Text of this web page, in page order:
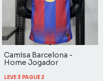
Camisa Barcelona -
Home Jogador
LEVE 3 PAGUE 2